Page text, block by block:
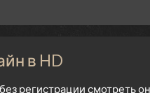
в HD
регистрации смотреть